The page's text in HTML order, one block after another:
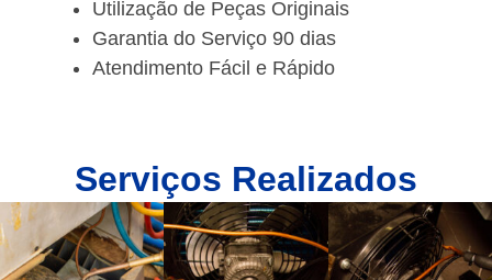
Utilização de Peças Originais
Garantia do Serviço 90 dias
Atendimento Fácil e Rápido
Serviços Realizados